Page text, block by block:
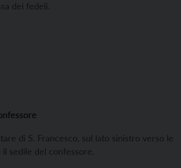
dei fedeli.
di S. Francesco, sul lato sinistro verso le
sedile del confessore.